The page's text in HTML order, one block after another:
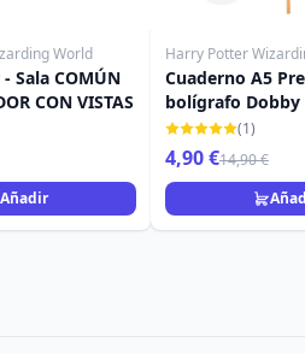
World
Sala COMÚN
CON VISTAS
Añadir
Harry Potter
Cuaderno A5
bolígrafo Dobby
POTTER (1)
4,90 €14,90 €